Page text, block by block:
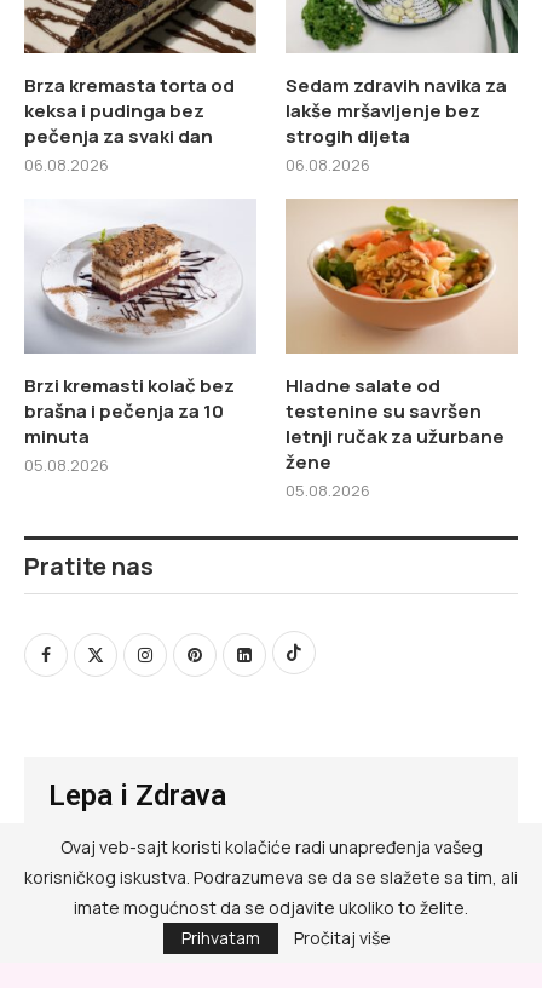
Brza kremasta torta od
keksa i pudinga bez
pečenja za svaki dan
06.08.2026
Sedam zdravih navika za
lakše mršavljenje bez
strogih dijeta
06.08.2026
Brzi kremasti kolač bez
brašna i pečenja za 10
minuta
05.08.2026
Hladne salate od
testenine su savršen
letnji ručak za užurbane
žene
05.08.2026
Pratite nas
Lepa i Zdrava
@ RED MEDIA GROUP 2026
Kontakt
Ovaj veb-sajt koristi kolačiće radi unapređenja vašeg
korisničkog iskustva. Podrazumeva se da se slažete sa tim, ali
imate mogućnost da se odjavite ukoliko to želite.
Prihvatam
Pročitaj više